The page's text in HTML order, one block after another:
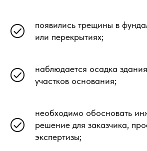
появились трещины в
или перекрытиях;
наблюдается осадка
участков основания;
необходимо обосновать
решение для заказчика,
экспертизы;
только описание выявленных проблем,
и понятную инженерную основу для
принятия решений, согласования
Что входит в результат
работ